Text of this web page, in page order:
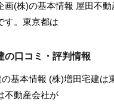
画(株)の基本情報 屋田不
す。東京都は
の口コミ・評判情報
基本情報 (株)増田宅建
不動産会社が